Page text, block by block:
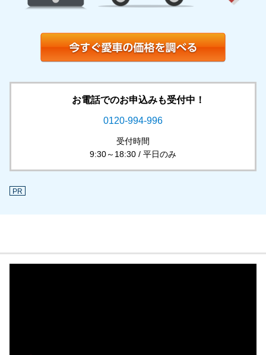
お電話でのお申込みも受付中！
0120-994-996
受付時間
9:30～18:30 / 平日のみ
PR